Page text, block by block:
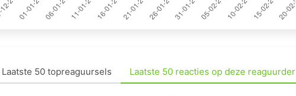
Laatste 50 topreaguursels Laatste 50 reacties op deze reaguurder